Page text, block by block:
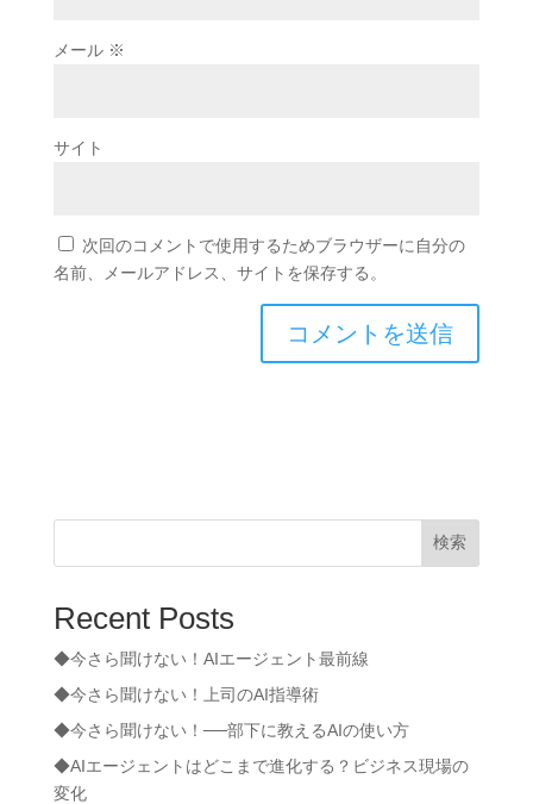
メール ※
サイト
次回のコメントで使用するためブラウザーに自分の
名前、メールアドレス、サイトを保存する。
検索
Recent Posts
◆今さら聞けない！AIエージェント最前線
◆今さら聞けない！上司のAI指導術
◆今さら聞けない！──部下に教えるAIの使い方
◆AIエージェントはどこまで進化する？ビジネス現場の
変化